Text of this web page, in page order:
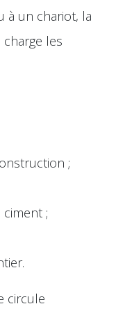
à un chariot, la
les
;
;
circule